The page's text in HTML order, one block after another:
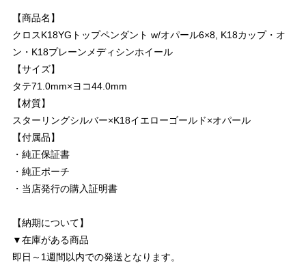
【商品名】
クロスK18YGトップペンダント w/オパール6×8, K18カップ・オ
ン・K18プレーンメディシンホイール
【サイズ】
タテ71.0mm×ヨコ44.0mm
【材質】
スターリングシルバー×K18イエローゴールド×オパール
【付属品】
・純正保証書
・純正ポーチ
・当店発行の購入証明書
【納期について】
▼在庫がある商品
即日～1週間以内での発送となります。